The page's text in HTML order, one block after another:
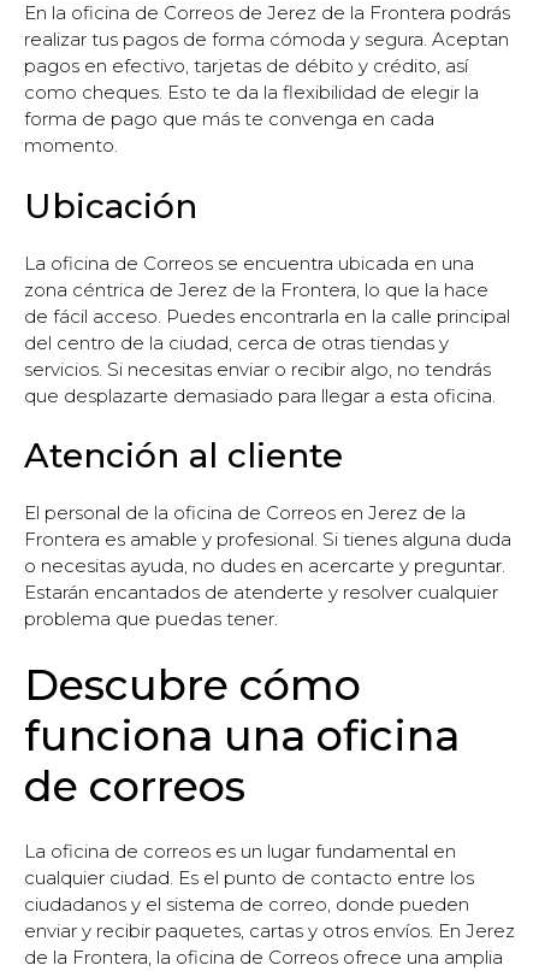
En la oficina de Correos de Jerez de la Frontera podrás
realizar tus pagos de forma cómoda y segura. Aceptan
pagos en efectivo, tarjetas de débito y crédito, así
como cheques. Esto te da la flexibilidad de elegir la
forma de pago que más te convenga en cada
momento.
Ubicación
La oficina de Correos se encuentra ubicada en una
zona céntrica de Jerez de la Frontera, lo que la hace
de fácil acceso. Puedes encontrarla en la calle principal
del centro de la ciudad, cerca de otras tiendas y
servicios. Si necesitas enviar o recibir algo, no tendrás
que desplazarte demasiado para llegar a esta oficina.
Atención al cliente
El personal de la oficina de Correos en Jerez de la
Frontera es amable y profesional. Si tienes alguna duda
o necesitas ayuda, no dudes en acercarte y preguntar.
Estarán encantados de atenderte y resolver cualquier
problema que puedas tener.
Descubre cómo
funciona una oficina
de correos
La oficina de correos es un lugar fundamental en
cualquier ciudad. Es el punto de contacto entre los
ciudadanos y el sistema de correo, donde pueden
enviar y recibir paquetes, cartas y otros envíos. En Jerez
de la Frontera, la oficina de Correos ofrece una amplia